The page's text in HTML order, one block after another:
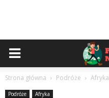
Strona główna Podróże Afryka
Podróże Afryka